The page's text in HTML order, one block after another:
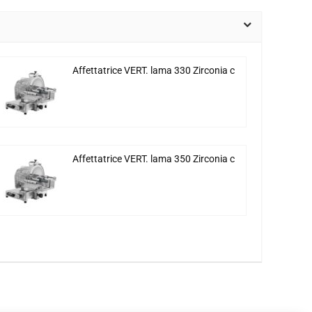
Affettatrice VERT. lama 330 Zirconia c
Affettatrice VERT. lama 350 Zirconia c